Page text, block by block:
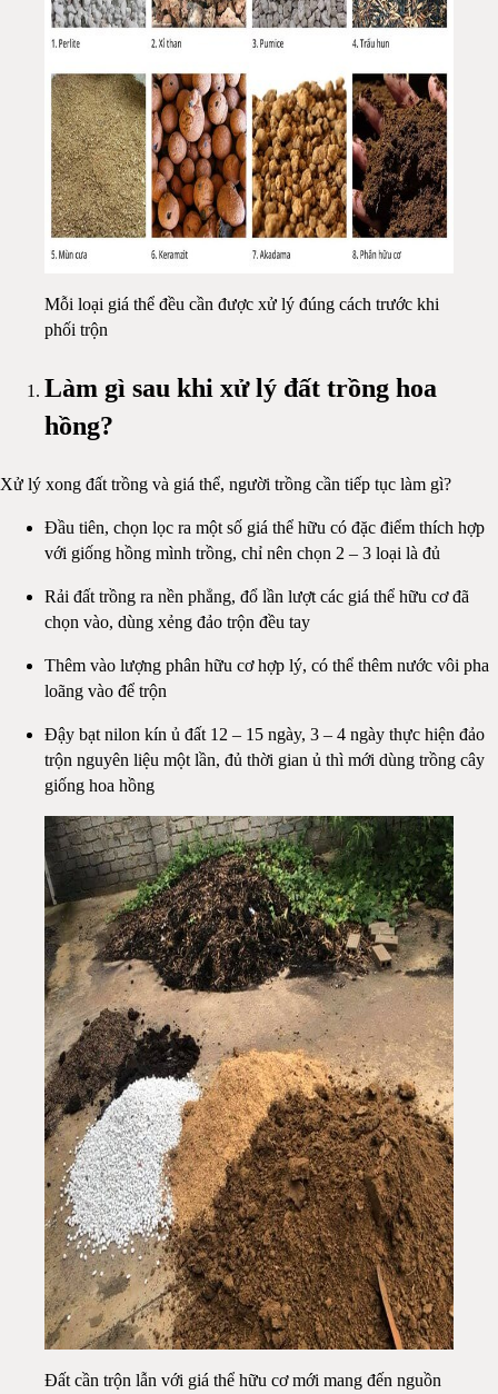
Mỗi loại giá thể đều cần được xử lý đúng cách trước khi
phối trộn
Làm gì sau khi xử lý đất trồng hoa
hồng?
Xử lý xong đất trồng và giá thể, người trồng cần tiếp tục làm gì?
Đầu tiên, chọn lọc ra một số giá thể hữu có đặc điểm thích hợp
với giống hồng mình trồng, chỉ nên chọn 2 – 3 loại là đủ
Rải đất trồng ra nền phẳng, đổ lần lượt các giá thể hữu cơ đã
chọn vào, dùng xẻng đảo trộn đều tay
Thêm vào lượng phân hữu cơ hợp lý, có thể thêm nước vôi pha
loãng vào để trộn
Đậy bạt nilon kín ủ đất 12 – 15 ngày, 3 – 4 ngày thực hiện đảo
trộn nguyên liệu một lần, đủ thời gian ủ thì mới dùng trồng cây
giống hoa hồng
Đất cần trộn lẫn với giá thể hữu cơ mới mang đến nguồn